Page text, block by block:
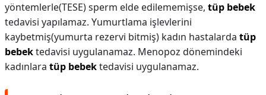
yöntemlerle(TESE) sperm elde edilememişse, tüp bebek
tedavisi yapılamaz. Yumurtlama işlevlerini
kaybetmiş(yumurta rezervi bitmiş) kadın hastalarda tüp
bebektedavisi uygulanamaz. Menopoz dönemindeki
kadınlara tüp bebektedavisi uygulanamaz.